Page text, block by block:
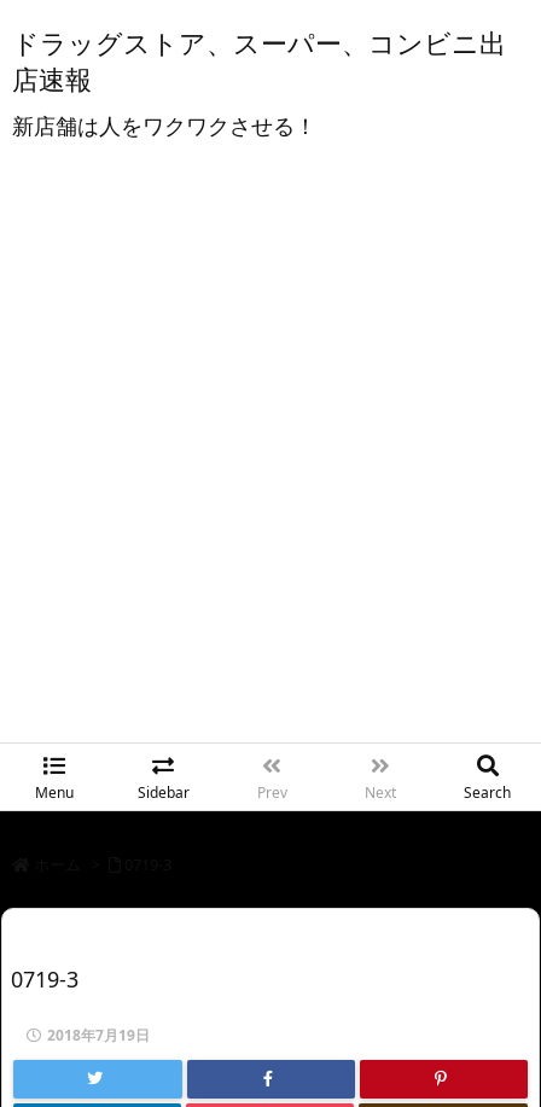
ドラッグストア、スーパー、コンビニ出
店速報
新店舗は人をワクワクさせる！
Menu Sidebar Prev Next Search
0719-3
2018年7月19日